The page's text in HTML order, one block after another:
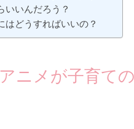
いいんだろう？
はどうすればいいの？
ニメが子育て